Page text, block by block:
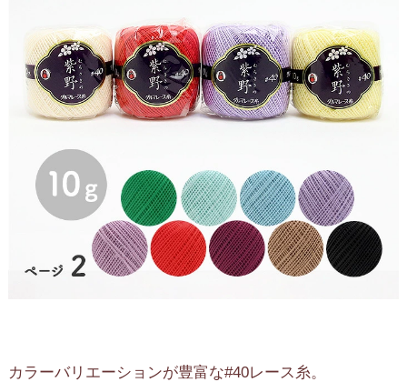
カラーバリエーションが豊富な#40レース糸。